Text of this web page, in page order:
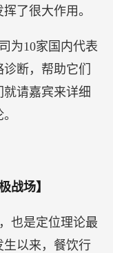
了很大作用。
为10家国内代表
断，帮助它们
请嘉宾来详细
战场】
也是定位理论最
生以来，餐饮行